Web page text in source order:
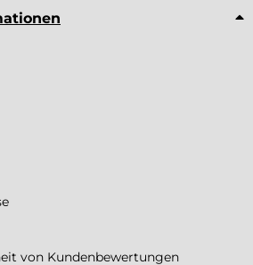
von Kundenbewertungen